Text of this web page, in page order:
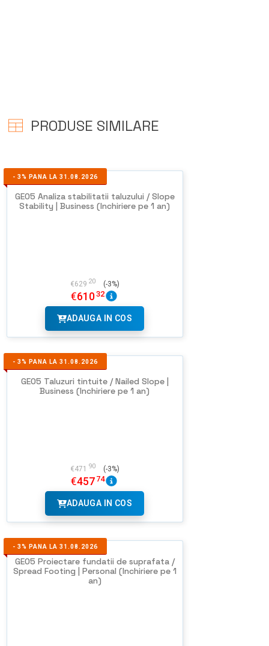
PRODUSE SIMILARE
- 3% PANA LA 31.08.2026
GEO5 Analiza stabilitatii taluzului / Slope
Stability | Business (Inchiriere pe 1 an)
€629 20 (-3%)
€61032
ADAUGA IN COS
- 3% PANA LA 31.08.2026
GEO5 Taluzuri tintuite / Nailed Slope |
Business (Inchiriere pe 1 an)
€471 90 (-3%)
€457 74
ADAUGA IN COS
- 3% PANA LA 31.08.2026
GEO5 Proiectare fundatii de suprafata /
Spread Footing | Personal (Inchiriere pe 1
an)